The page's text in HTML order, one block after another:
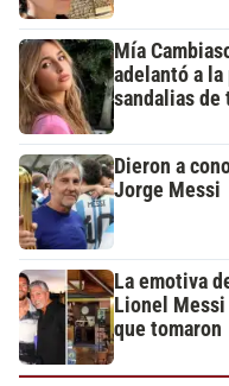
Mía
adelantó a
sandalias de
Dieron a
Jorge Messi
La emotiva
Lionel
que tomaron